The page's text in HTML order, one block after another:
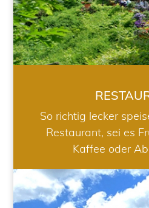
So richtig lecker
Restaurant, sei es
Kaffee oder